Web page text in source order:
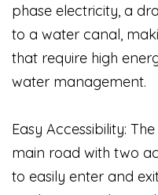
phase electricity, a
to a water canal,
that require high
water management.
Easy Accessibility:
main road with two
to easily enter and